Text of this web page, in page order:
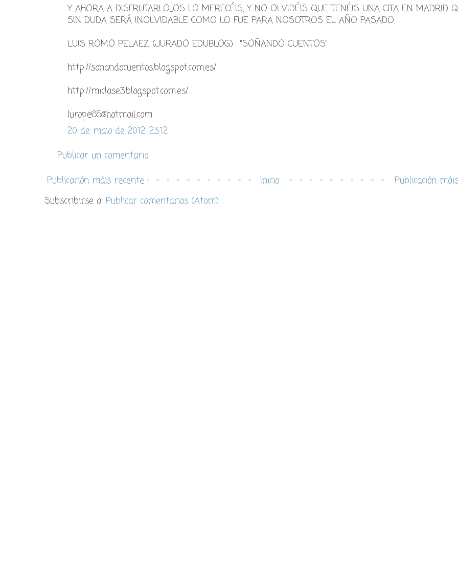
Y AHORA A DISFRUTARLO...OS LO MERECÉIS. Y NO OLVIDÉIS QUE TENÉIS UNA CITA EN MADRID
SIN DUDA SERÁ INOLVIDABLE COMO LO FUE PARA NOSOTROS EL AÑO PASADO.
LUIS ROMO PELAEZ (JURADO EDUBLOG) . "SOÑANDO CUENTOS"
http://sonandocuentos.blogspot.com.es/
http://miclase3.blogspot.com.es/
lurope65@hotmail.com
20 de maio de 2012, 23:12
Publicar un comentario
Publicación máis recente
Publicación
Inicio
Subscribirse a: Publicar comentarios (Atom)